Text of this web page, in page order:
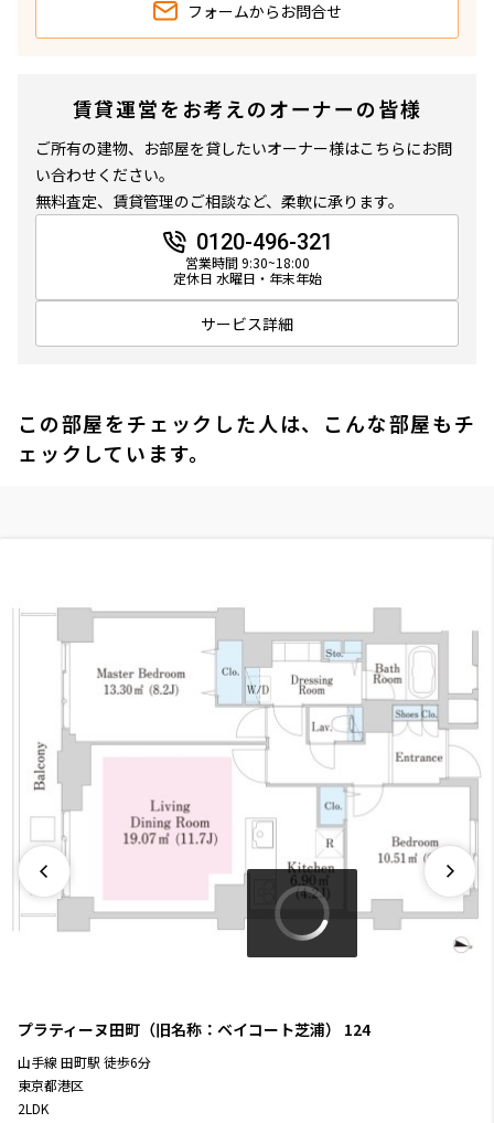
フォームから お問合せ
賃貸運営をお考えのオーナーの皆様
ご所有の建物、お部屋を貸したいオーナー様はこちらにお問
い合わせください。
無料査定、賃貸管理のご相談など、柔軟に承ります。
0120-496-321
営業時間 9:30~18:00
定休日 水曜日・年末年始
サービス詳細
この部屋をチェックした人は、こんな部屋もチ
ェックしています。
プラティーヌ田町（旧名称：ベイコート芝浦） 124
山手線 田町駅 徒歩6分
東京都港区
2LDK